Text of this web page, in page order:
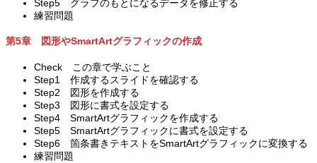
Step5 グラフのもとになるデータを修正する
練習問題
第5章 図形やSmartArtグラフィックの作成
Check この章で学ぶこと
Step1 作成するスライドを確認する
Step2 図形を作成する
Step3 図形に書式を設定する
Step4 SmartArtグラフィックを作成する
Step5 SmartArtグラフィックに書式を設定する
Step6 箇条書きテキストをSmartArtグラフィックに変換する
練習問題